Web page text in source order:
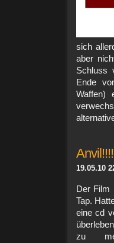
sich
aber
Schluss
Ende
Waffen)
Anvil!!!!
19.05.10
Der Film
Tap.
eine cd
zu